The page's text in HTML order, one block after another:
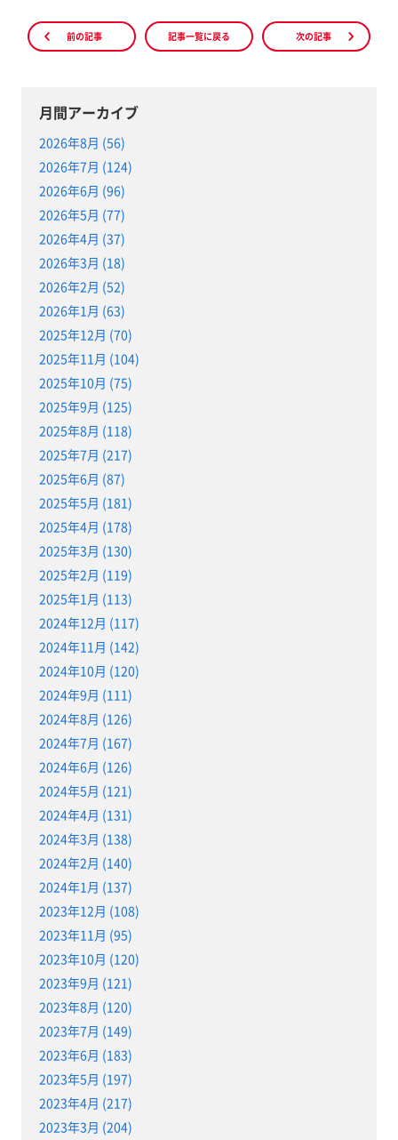
前の記事 記事一覧に戻る 次の記事
月間アーカイブ
2026年8月 (56)
2026年7月 (124)
2026年6月 (96)
2026年5月 (77)
2026年4月 (37)
2026年3月 (18)
2026年2月 (52)
2026年1月 (63)
2025年12月 (70)
2025年11月 (104)
2025年10月 (75)
2025年9月 (125)
2025年8月 (118)
2025年7月 (217)
2025年6月 (87)
2025年5月 (181)
2025年4月 (178)
2025年3月 (130)
2025年2月 (119)
2025年1月 (113)
2024年12月 (117)
2024年11月 (142)
2024年10月 (120)
2024年9月 (111)
2024年8月 (126)
2024年7月 (167)
2024年6月 (126)
2024年5月 (121)
2024年4月 (131)
2024年3月 (138)
2024年2月 (140)
2024年1月 (137)
2023年12月 (108)
2023年11月 (95)
2023年10月 (120)
2023年9月 (121)
2023年8月 (120)
2023年7月 (149)
2023年6月 (183)
2023年5月 (197)
2023年4月 (217)
2023年3月 (204)